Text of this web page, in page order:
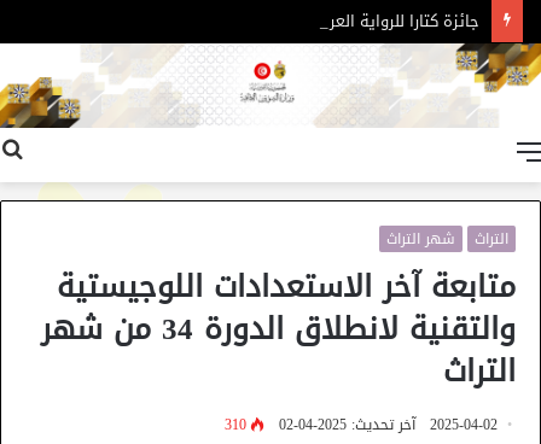
جائزة كتارا للرواية العربية – الدورة 11
التراث شهر التراث
متابعة آخر الاستعدادات اللوجيستية
والتقنية لانطلاق الدورة 34 من شهر
التراث
2025-04-02 آخر تحديث: 2025-04-02 310